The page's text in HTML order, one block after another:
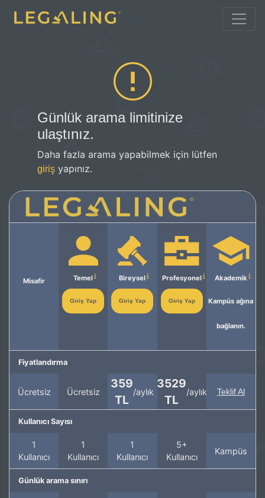
Günlük arama limitinize
ulaştınız.
Daha fazla arama yapabilmek için lütfen
giriş yapınız.
Misafir Temel
Giriş Yap
Bireysel
Giriş Yap
Profesyonel
Giriş Yap
Akademik
Kampüs ağına
bağlanın.
Fiyatlandırma
Ücretsiz Ücretsiz
359
TL
/aylık
3529
TL
/aylık Teklif Al
Kullanıcı Sayısı
1
Kullanıcı
1
Kullanıcı
1
Kullanıcı
5+
Kullanıcı
Kampüs
Günlük arama sınırı